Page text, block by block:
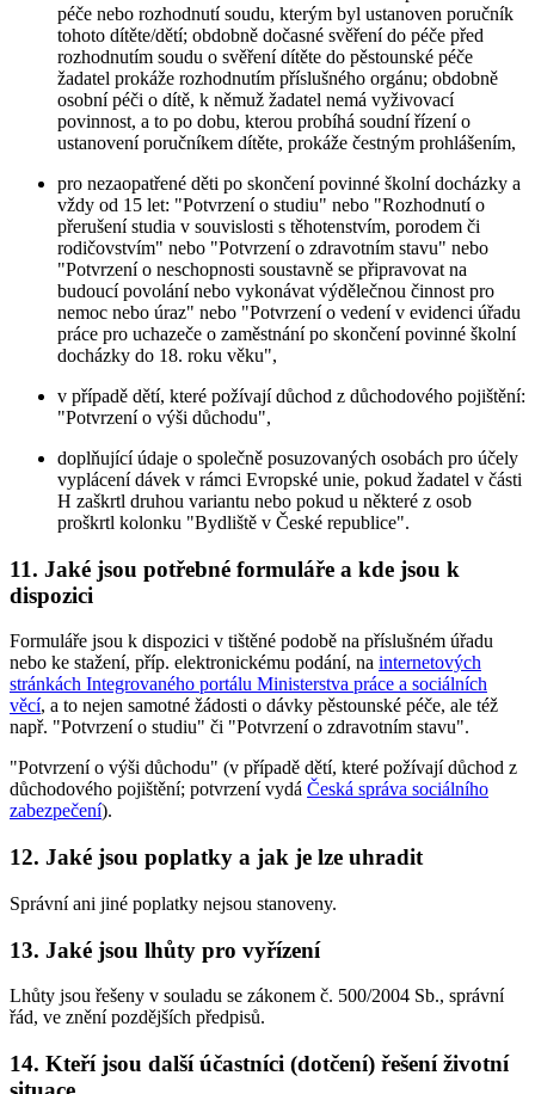
péče nebo rozhodnutí soudu, kterým byl ustanoven poručník
tohoto dítěte/dětí; obdobně dočasné svěření do péče před
rozhodnutím soudu o svěření dítěte do pěstounské péče
žadatel prokáže rozhodnutím příslušného orgánu; obdobně
osobní péči o dítě, k němuž žadatel nemá vyživovací
povinnost, a to po dobu, kterou probíhá soudní řízení o
ustanovení poručníkem dítěte, prokáže čestným prohlášením,
pro nezaopatřené děti po skončení povinné školní docházky a
vždy od 15 let: "Potvrzení o studiu" nebo "Rozhodnutí o
přerušení studia v souvislosti s těhotenstvím, porodem či
rodičovstvím" nebo "Potvrzení o zdravotním stavu" nebo
"Potvrzení o neschopnosti soustavně se připravovat na
budoucí povolání nebo vykonávat výdělečnou činnost pro
nemoc nebo úraz" nebo "Potvrzení o vedení v evidenci úřadu
práce pro uchazeče o zaměstnání po skončení povinné školní
docházky do 18. roku věku",
v případě dětí, které požívají důchod z důchodového pojištění:
"Potvrzení o výši důchodu",
doplňující údaje o společně posuzovaných osobách pro účely
vyplácení dávek v rámci Evropské unie, pokud žadatel v části
H zaškrtl druhou variantu nebo pokud u některé z osob
proškrtl kolonku "Bydliště v České republice".
11. Jaké jsou potřebné formuláře a kde jsou k
dispozici
Formuláře jsou k dispozici v tištěné podobě na příslušném úřadu
nebo ke stažení, příp. elektronickému podání, na internetových
stránkách Integrovaného portálu Ministerstva práce a sociálních
věcí, a to nejen samotné žádosti o dávky pěstounské péče, ale též
např. "Potvrzení o studiu" či "Potvrzení o zdravotním stavu".
"Potvrzení o výši důchodu" (v případě dětí, které požívají důchod z
důchodového pojištění; potvrzení vydá Česká správa sociálního
zabezpečení).
12. Jaké jsou poplatky a jak je lze uhradit
Správní ani jiné poplatky nejsou stanoveny.
13. Jaké jsou lhůty pro vyřízení
Lhůty jsou řešeny v souladu se zákonem č. 500/2004 Sb., správní
řád, ve znění pozdějších předpisů.
14. Kteří jsou další účastníci (dotčení) řešení životní